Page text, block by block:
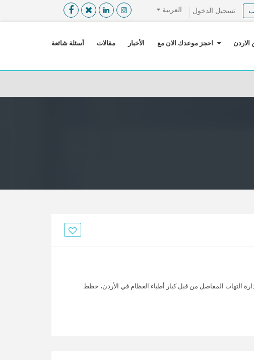
القائمة X
العربية تسجيل الدخول
الاردن احجز موعدك الان مع الأخبار مقالات أسئلة شائعة
التهاب المفاصل من قبل كبار أطباء العظام في الأردن، خطط